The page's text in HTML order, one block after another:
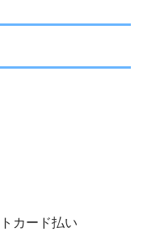
カード払い